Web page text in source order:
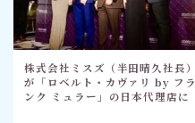
株式会社ミスズ（半田晴久社長）
が「ロベルト・カヴァリ by フラ
ンク ミュラー」の日本代理店に